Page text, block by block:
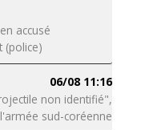
accusé
(police)
06/08 11:16
non identifié",
sud-coréenne